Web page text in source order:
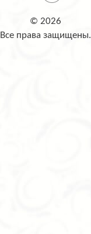
© 2026
Все права защищены.